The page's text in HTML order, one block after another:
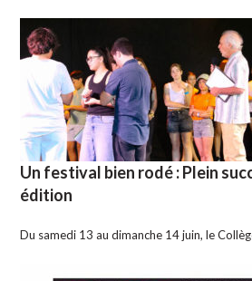
Un festival bien rodé : Plein
édition
Du samedi 13 au dimanche 14 juin, le